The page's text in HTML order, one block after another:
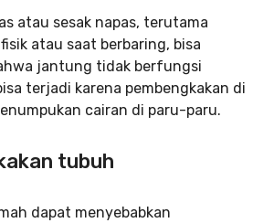
atau sesak napas, terutama
atau saat berbaring, bisa
jantung tidak berfungsi
terjadi karena pembengkakan di
cairan di paru-paru.
tubuh
dapat menyebabkan